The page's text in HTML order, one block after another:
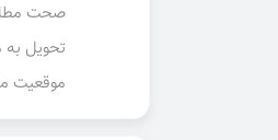
صحت
تحویل
موقعیت